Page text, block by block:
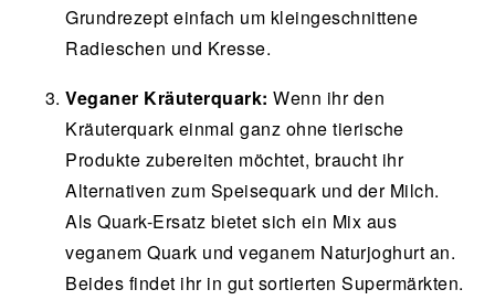
Grundrezept einfach um kleingeschnittene
Radieschen und Kresse.
Veganer Kräuterquark: Wenn ihr den
Kräuterquark einmal ganz ohne tierische
Produkte zubereiten möchtet, braucht ihr
Alternativen zum Speisequark und der Milch.
Als Quark-Ersatz bietet sich ein Mix aus
veganem Quark und veganem Naturjoghurt an.
Beides findet ihr in gut sortierten Supermärkten.